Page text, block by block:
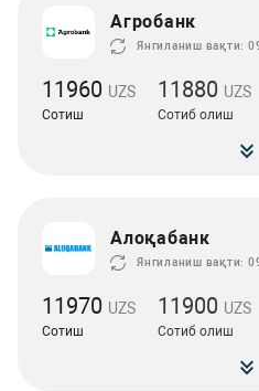
Агробанк
Янгиланиш вақти:
11960 UZS
Сотиш
11880 UZS
Сотиб олиш
Алоқабанк
Янгиланиш вақти:
11970 UZS
Сотиш
11900 UZS
Сотиб олиш